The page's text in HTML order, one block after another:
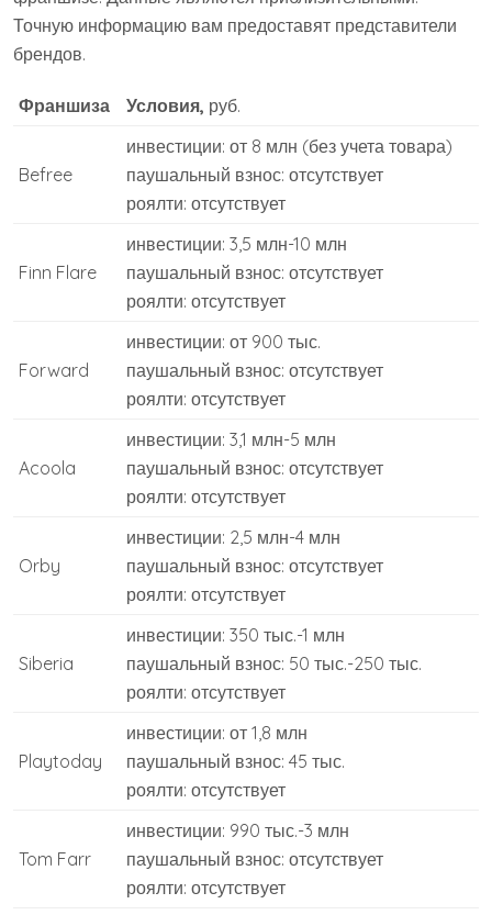
Точную информацию вам предоставят представители
брендов.
Франшиза Условия, руб.
Befree
инвестиции: от 8 млн (без учета товара)
паушальный взнос: отсутствует
роялти: отсутствует
Finn Flare
инвестиции: 3,5 млн-10 млн
паушальный взнос: отсутствует
роялти: отсутствует
Forward
инвестиции: от 900 тыс.
паушальный взнос: отсутствует
роялти: отсутствует
Acoola
инвестиции: 3,1 млн-5 млн
паушальный взнос: отсутствует
роялти: отсутствует
Orby
инвестиции: 2,5 млн-4 млн
паушальный взнос: отсутствует
роялти: отсутствует
Siberia
инвестиции: 350 тыс.-1 млн
паушальный взнос: 50 тыс.-250 тыс.
роялти: отсутствует
Playtoday
инвестиции: от 1,8 млн
паушальный взнос: 45 тыс.
роялти: отсутствует
Tom Farr
инвестиции: 990 тыс.-3 млн
паушальный взнос: отсутствует
роялти: отсутствует